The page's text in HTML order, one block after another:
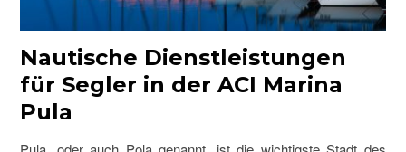
Nautische Dienstleistungen
für Segler in der ACI Marina
Pula